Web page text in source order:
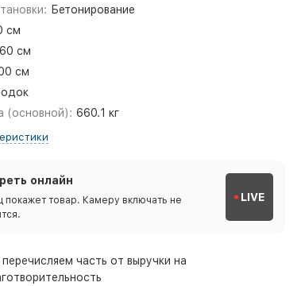
Бетонирование
см
см
см
(основной): 660.1 кг
онлайн
покажет товар. Камеру включать не
LIVE
часть от выручки на